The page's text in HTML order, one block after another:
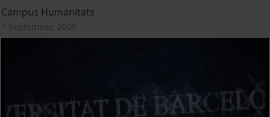
Campus Humanitats
1 September, 2009